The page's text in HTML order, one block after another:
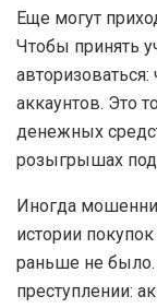
Еще могут
Чтобы принять
аккаунтов. Это
денежных
розыгрышах
Иногда
истории
раньше не
преступлении: